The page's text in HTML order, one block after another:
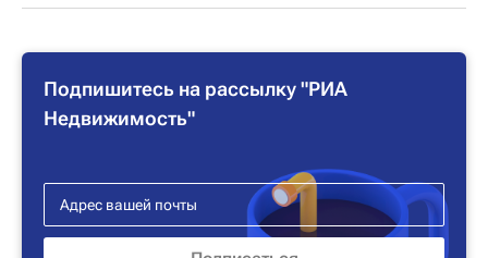
Подпишитесь на рассылку "РИА
Недвижимость"